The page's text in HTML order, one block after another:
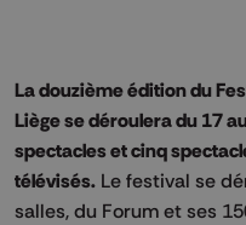
La douzième édition du
Liège se déroulera du 17
spectacles et cinq
télévisés. Le festival se
salles, du Forum et ses